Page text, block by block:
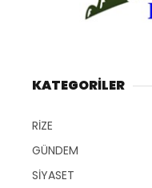
KATEGORİLER
RİZE
GÜNDEM
SİYASET